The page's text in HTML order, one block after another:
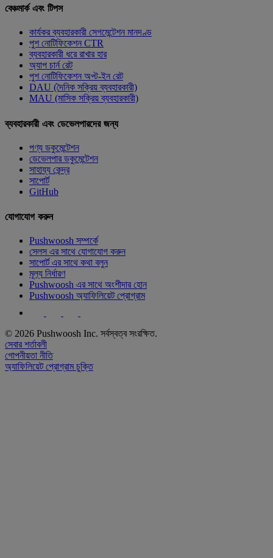
বেঞ্চমার্ক এবং টিপস
কার্যকর ব্যবহারকারী সেগমেন্টেশন মানদণ্ড
পুশ নোটিফিকেশন CTR
ব্যবহারকারী ধরে রাখার হার
অ্যাপ চার্ন রেট
পুশ নোটিফিকেশন অপ্ট-ইন রেট
DAU (দৈনিক সক্রিয় ব্যবহারকারী)
MAU (মাসিক সক্রিয় ব্যবহারকারী)
ব্যবহারকারী এবং ডেভেলপারদের জন্য
পণ্য ডকুমেন্টেশন
ডেভেলপার ডকুমেন্টেশন
সাহায্য কেন্দ্র
সাপোর্ট
GitHub
যোগাযোগ করুন
Pushwoosh সম্পর্কে
সেলস এর সাথে যোগাযোগ করুন
সাপোর্ট এর সাথে কথা বলুন
মূল্য নির্ধারণ
Pushwoosh এর সাথে অংশীদার হোন
Pushwoosh অ্যাফিলিয়েট প্রোগ্রাম
© 2026 Pushwoosh Inc. সর্বস্বত্ব সংরক্ষিত.
সেবার শর্তাবলী
গোপনীয়তা নীতি
অ্যাফিলিয়েট প্রোগ্রাম চুক্তি